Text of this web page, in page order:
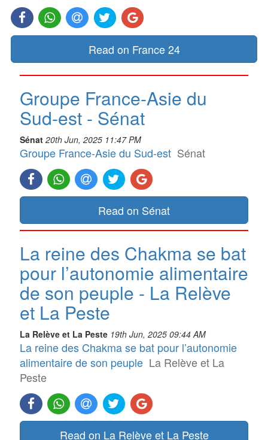
Read on France 24
Groupe France-Asie du
Sud-est - Sénat
Sénat 20th Jun, 2025 11:47 PM
Groupe France-Asie du Sud-est Sénat
Read on Sénat
La reine des Chakma se bat
pour l’autonomie alimentaire
de son peuple - La Relève
et La Peste
La Relève et La Peste 19th Jun, 2025 09:44 AM
La reine des Chakma se bat pour l’autonomie
alimentaire de son peuple La Relève et La
Peste
Read on La Relève et La Peste